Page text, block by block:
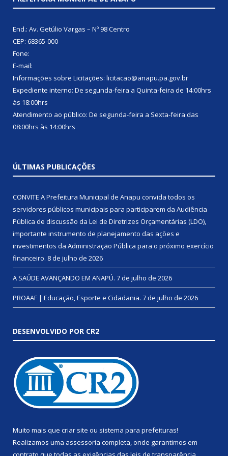
End.: Av. Getúlio Vargas – Nº 98 Centro
CEP: 68365-000
Fone:
E-mail:
Informações sobre Licitações: licitacao@anapu.pa.gov.br
Expediente interno: De segunda-feira a Quinta-feira de 14:00hrs
às 18:00hrs
Atendimento ao público: De segunda-feira a Sexta-feira das
08:00hrs às 14:00hrs
ÚLTIMAS PUBLICAÇÕES
CONVITE A Prefeitura Municipal de Anapu convida todos os
servidores públicos municipais para participarem da Audiência
Pública de discussão da Lei de Diretrizes Orçamentárias (LDO),
importante instrumento de planejamento das ações e
investimentos da Administração Pública para o próximo exercício
financeiro. 8 de julho de 2026
A SAÚDE AVANÇANDO EM ANAPÚ. 7 de julho de 2026
PROAAF | Educação, Esporte e Cidadania. 7 de julho de 2026
DESENVOLVIDO POR CR2
Muito mais que criar site ou sistema para prefeituras!
Realizamos uma assessoria completa, onde garantimos em